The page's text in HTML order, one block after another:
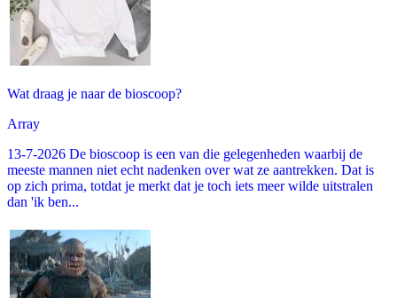
Wat draag je naar de bioscoop?
Array
13-7-2026 De bioscoop is een van die gelegenheden waarbij de
meeste mannen niet echt nadenken over wat ze aantrekken. Dat is
op zich prima, totdat je merkt dat je toch iets meer wilde uitstralen
dan 'ik ben...